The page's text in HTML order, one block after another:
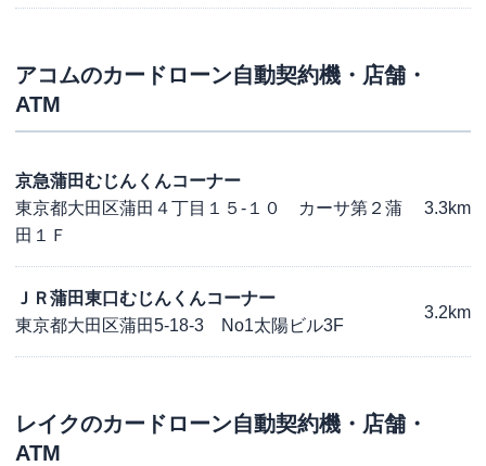
アコムのカードローン自動契約機・店舗・
ATM
京急蒲田むじんくんコーナー
東京都大田区蒲田４丁目１５-１０ カーサ第２蒲
田１Ｆ
3.3km
ＪＲ蒲田東口むじんくんコーナー
東京都大田区蒲田5-18-3 No1太陽ビル3F
3.2km
レイクのカードローン自動契約機・店舗・
ATM